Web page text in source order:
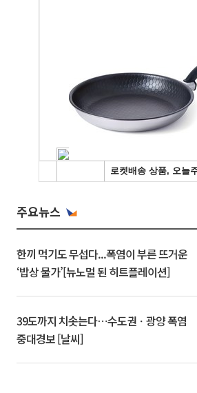
주요뉴스
한끼 먹기도 무섭다...폭염이 부른 뜨거운
‘밥상 물가’[뉴노멀 된 히트플레이션]
39도까지 치솟는다⋯수도권ㆍ광양 폭염
중대경보 [날씨]